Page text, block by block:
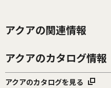
アクアの関連情報
アクアのカタログ情報
アクアのカタログを見る